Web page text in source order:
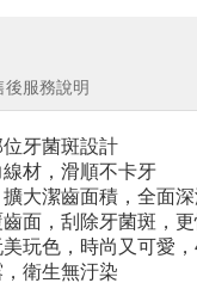
後服務說明
牙菌斑設計
材，滑順不卡牙
大潔齒面積，全面
面，刮除牙菌斑，
玩色，時尚又可愛
衛生無汙染